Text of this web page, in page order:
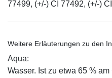
77499, (+/-) CI 77492, (+/-)
Weitere Erläuterungen zu den
Aqua:
Wasser. Ist zu etwa 65 %